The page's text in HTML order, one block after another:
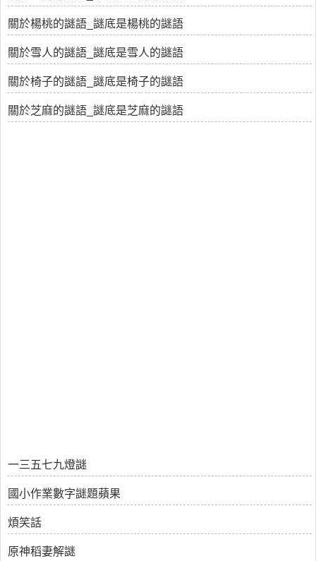
關於楊桃的謎語_謎底是楊桃的謎語
關於雪人的謎語_謎底是雪人的謎語
關於椅子的謎語_謎底是椅子的謎語
關於芝麻的謎語_謎底是芝麻的謎語
一三五七九燈謎
國小作業數字謎題蘋果
煩笑話
原神稻妻解謎